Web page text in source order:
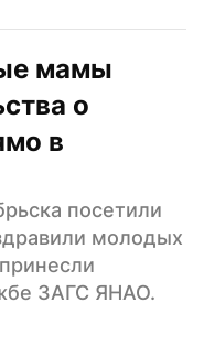
мамы
о
в
посетили
молодых
ЗАГС ЯНАО.